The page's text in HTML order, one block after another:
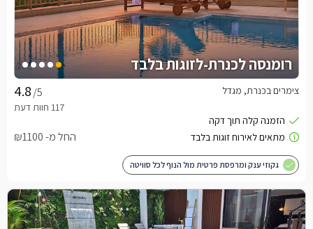
רומנסה לכנרת-לזוגות בלבד
/5 צימרים בכנרת, מגדל
החל מ- ₪1100
גקוזי ענק ומרפסת פרטית מול הנוף לכל סוויטה